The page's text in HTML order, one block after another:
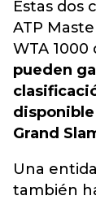
Estas dos
ATP
WTA
pueden
Grand
Una
también